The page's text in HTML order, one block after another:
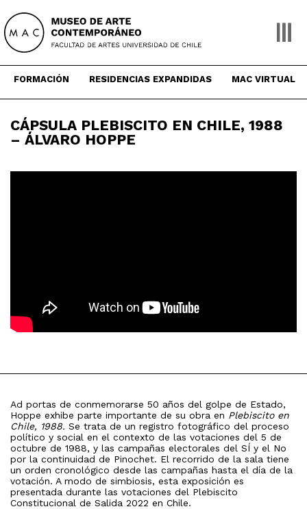
content
FORMACIÓN RESIDENCIAS EXPANDIDAS MAC VIRTUAL
CÁPSULA PLEBISCITO EN CHILE, 1988
– ÁLVARO HOPPE
Ad portas de conmemorarse 50 años del golpe de Estado,
Hoppe exhibe parte importante de su obra en Plebiscito en
Chile, 1988. Se trata de un registro fotográfico del proceso
político y social en el contexto de las votaciones del 5 de
octubre de 1988, y las campañas electorales del SÍ y el No
por la continuidad de Pinochet. El recorrido de la sala tiene
un orden cronológico desde las campañas hasta el día de la
votación. A modo de simbiosis, esta exposición es
presentada durante las votaciones del Plebiscito
Constitucional de Salida 2022 en Chile.